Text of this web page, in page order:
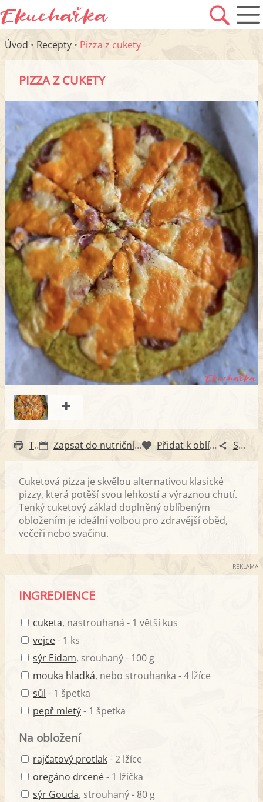
Úvod • Recepty • Pizza z cukety
PIZZA Z CUKETY
Tisk Zapsat do nutričního diáře Přidat k oblíbeným Sdílet
Cuketová pizza je skvělou alternativou klasické
pizzy, která potěší svou lehkostí a výraznou chutí.
Tenký cuketový základ doplněný oblíbeným
obložením je ideální volbou pro zdravější oběd,
večeři nebo svačinu.
REKLAMA
INGREDIENCE
cuketa, nastrouhaná - 1 větší kus
vejce- 1 ks
sýr Eidam, srouhaný - 100 g
mouka hladká, nebo strouhanka - 4 lžíce
sůl - 1 špetka
pepř mletý- 1 špetka
Na obložení
rajčatový protlak- 2 lžíce
oregáno drcené- 1 lžička
sýr Gouda, strouhaný - 80 g